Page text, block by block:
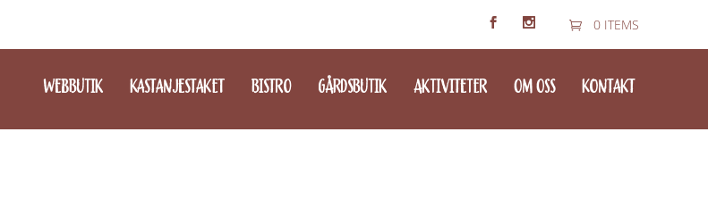
0 ITEMS
WEBBUTIK KASTANJESTAKET BISTRO GÅRDSBUTIK AKTIVITETER OM OSS KONTAKT